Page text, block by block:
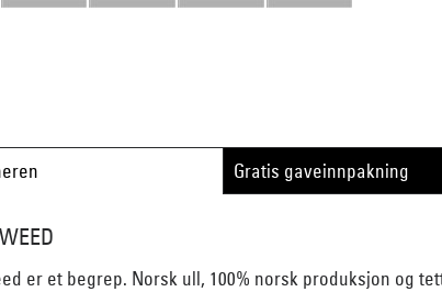
Gratis gaveinnpakning
er et begrep. Norsk ull, 100% norsk produksjon og